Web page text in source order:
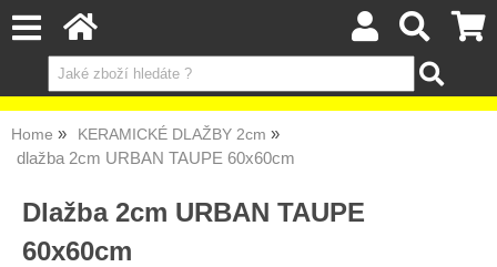
Home KERAMICKÉ DLAŽBY 2cm
dlažba 2cm URBAN TAUPE 60x60cm
Dlažba 2cm URBAN TAUPE
60x60cm